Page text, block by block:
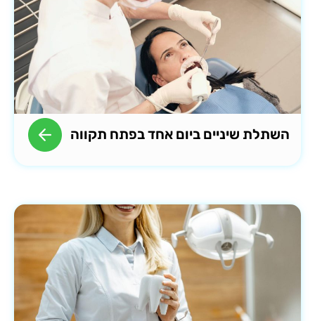
השתלת שיניים ביום אחד בפתח תקווה